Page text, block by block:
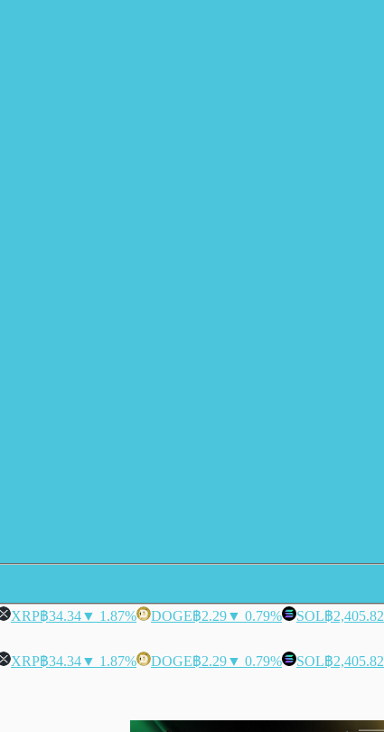
XRP฿34.34▼ 1.87% DOGE฿2.29▼ 0.79% SOL฿2,405.82
XRP฿34.34▼ 1.87% DOGE฿2.29▼ 0.79% SOL฿2,405.82